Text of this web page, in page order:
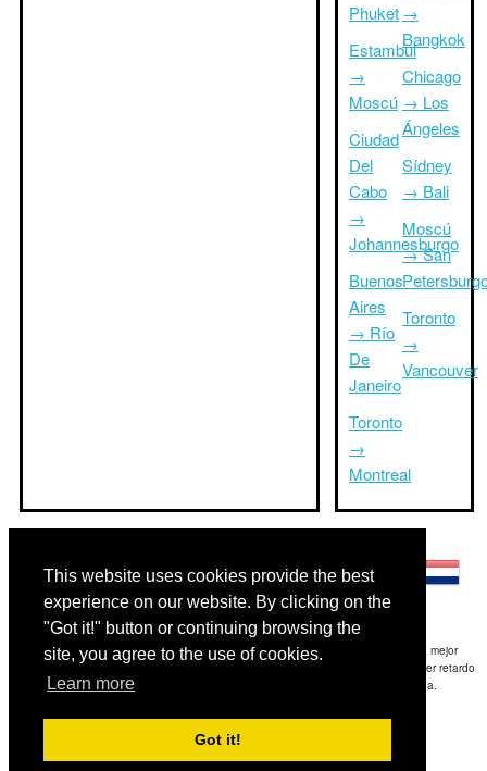
This website uses cookies provide the best
experience on our website. By clicking on the
"Got it!" button or continuing browsing the
site, you agree to the use of cookies.
Learn more
Got it!
Phuket
Estambul
→
Moscú
Ciudad
Del
Cabo
→
Johannesburgo
Buenos
Aires
→ Río
De
Janeiro
Toronto
→
Montreal
→
Bangkok
Chicago
→ Los
Ángeles
Sídney
→ Bali
Moscú
→ San
Toronto
→
Vancouver
Exención de responsabilidad: La información mostrada en este sitio es nuestra mejor
estimación y sólo para su referencia.TripTimeTo.com no es responsable de cualquier retardo
de ida y / o consiguientes daños resultaron de la información proporcionada.
Copyright 2015-2026
Contact Usfor feedback.